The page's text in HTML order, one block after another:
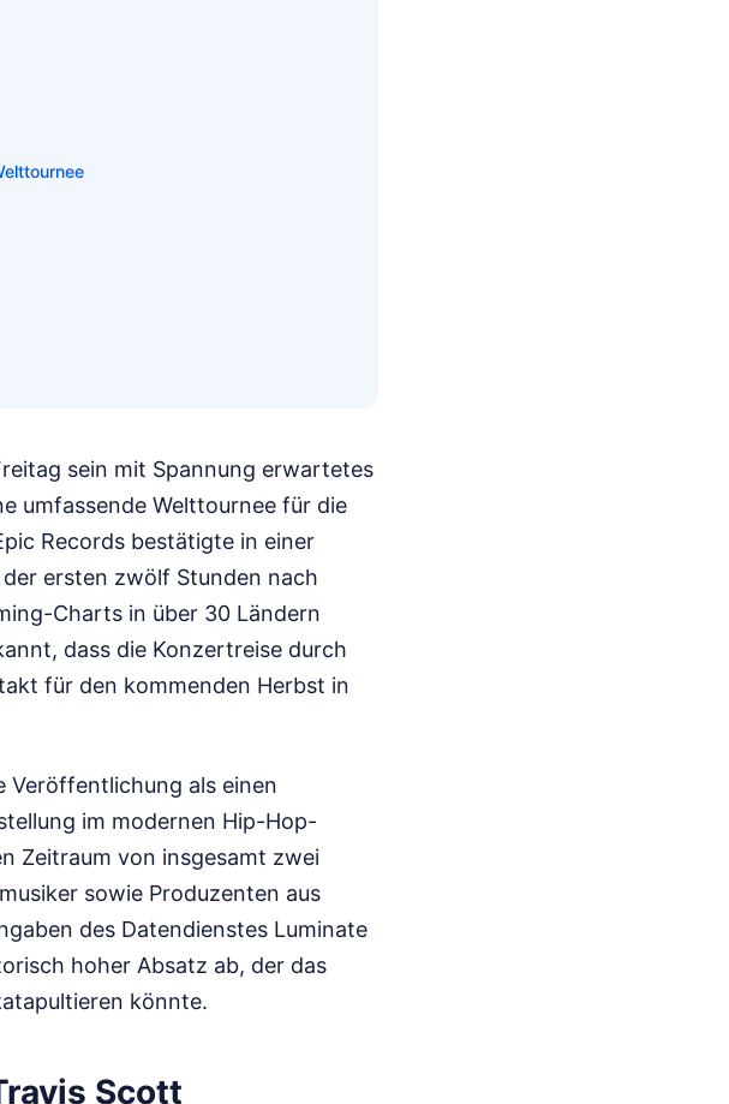
sein mit Spannung erwartetes
umfassende Welttournee für die
Records bestätigte in einer
ersten zwölf Stunden nach
Charts in über 30 Ländern
dass die Konzertreise durch
für den kommenden Herbst in
Veröffentlichung als einen
im modernen Hip-Hop-
Zeitraum von insgesamt zwei
sowie Produzenten aus
des Datendienstes Luminate
hoher Absatz ab, der das
könnte.
Scott